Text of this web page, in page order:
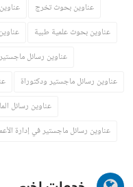
عناوين بحوث تخرج
عناوين بحوث علمية طبية
عناوين رسائل
عناوين رسائل ماجستير ودكتوراة
عناوين رسائل
عناوين رسائل ماجستير في إدارة